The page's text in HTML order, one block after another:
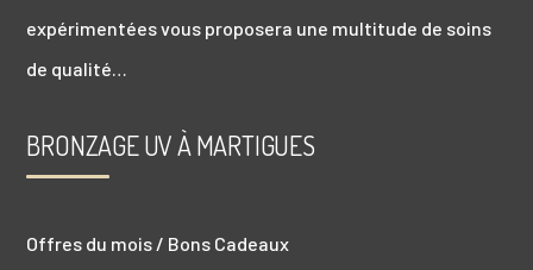
expérimentées vous proposera une multitude de soins
de qualité…
BRONZAGE UV À MARTIGUES
Offres du mois / Bons Cadeaux